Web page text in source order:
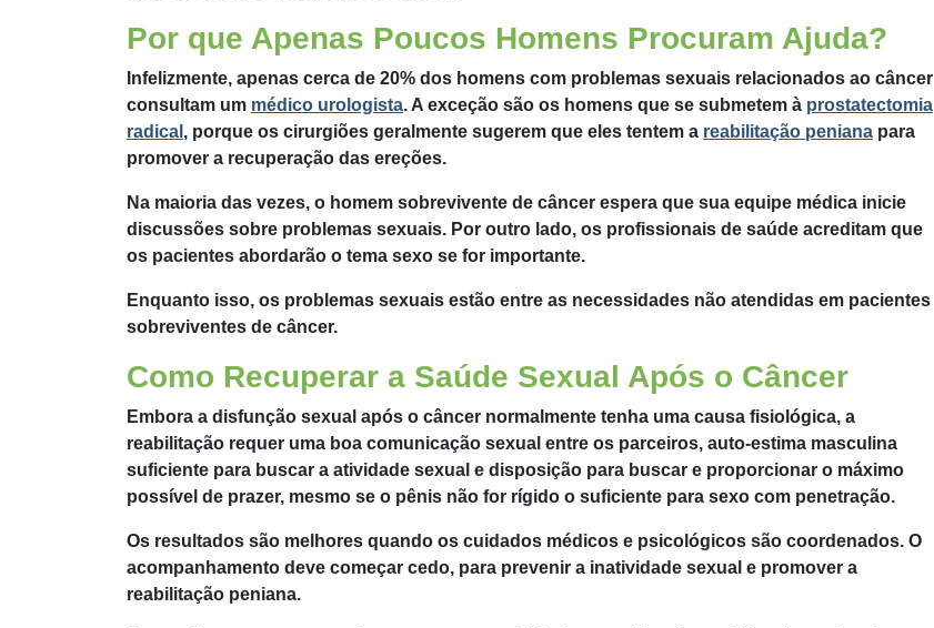
Por que Apenas Poucos Homens Procuram Ajuda?
Infelizmente, apenas cerca de 20% dos homens com problemas sexuais relacionados ao câncer
consultam um médico urologista. A exceção são os homens que se submetem à prostatectomia
radical , porque os cirurgiões geralmente sugerem que eles tentem a reabilitação peniana para
promover a recuperação das ereções.
Na maioria das vezes, o homem sobrevivente de câncer espera que sua equipe médica inicie
discussões sobre problemas sexuais. Por outro lado, os profissionais de saúde acreditam que
os pacientes abordarão o tema sexo se for importante.
Enquanto isso, os problemas sexuais estão entre as necessidades não atendidas em pacientes
sobreviventes de câncer.
Como Recuperar a Saúde Sexual Após o Câncer
Embora a disfunção sexual após o câncer normalmente tenha uma causa fisiológica, a
reabilitação requer uma boa comunicação sexual entre os parceiros, auto-estima masculina
suficiente para buscar a atividade sexual e disposição para buscar e proporcionar o máximo
possível de prazer, mesmo se o pênis não for rígido o suficiente para sexo com penetração.
Os resultados são melhores quando os cuidados médicos e psicológicos são coordenados. O
acompanhamento deve começar cedo, para prevenir a inatividade sexual e promover a
reabilitação peniana.